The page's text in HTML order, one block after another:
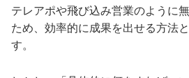
テレアポや飛び込み営業のように
ため、効率的に成果を出せる方法
す。